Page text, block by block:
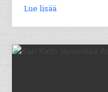
Lue lisää